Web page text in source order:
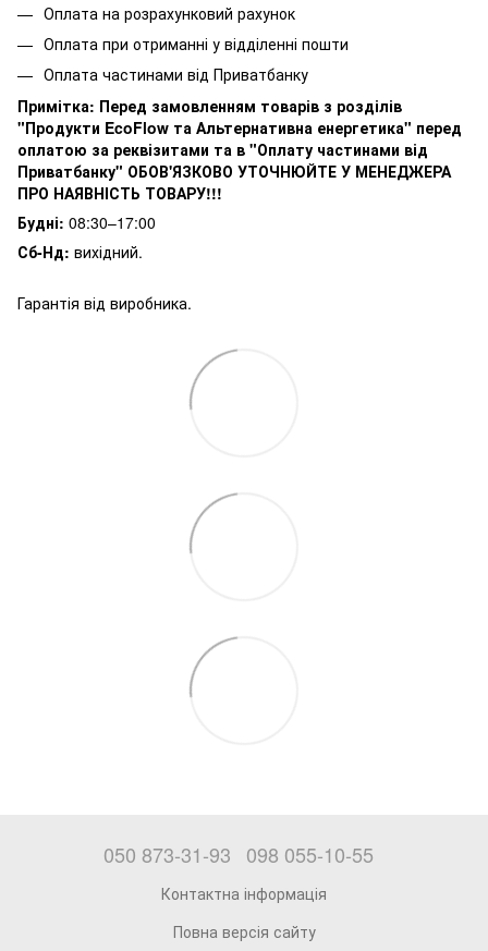
Оплата на розрахунковий рахунок
Оплата при отриманні у відділенні пошти
Оплата частинами від Приватбанку
Примітка: Перед замовленням товарів з розділів
"Продукти EcoFlow та Альтернативна енергетика" перед
оплатою за реквізитами та в "Оплату частинами від
Приватбанку" ОБОВ'ЯЗКОВО УТОЧНЮЙТЕ У МЕНЕДЖЕРА
ПРО НАЯВНІСТЬ ТОВАРУ!!!
Будні: 08:30–17:00
Сб-Нд: вихідний.
Гарантія від виробника.
050 873-31-93 098 055-10-55
Контактна інформація
Повна версія сайту